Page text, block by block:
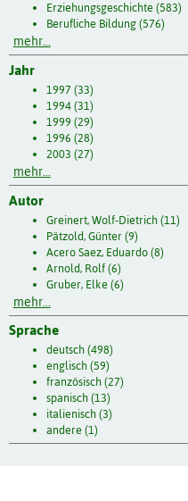
Erziehungsgeschichte (583)
Berufliche Bildung (576)
mehr...
Jahr
1997 (33)
1994 (31)
1999 (29)
1996 (28)
2003 (27)
mehr...
Autor
Greinert, Wolf-Dietrich (11)
Pätzold, Günter (9)
Acero Saez, Eduardo (8)
Arnold, Rolf (6)
Gruber, Elke (6)
mehr...
Sprache
deutsch (498)
englisch (59)
französisch (27)
spanisch (13)
italienisch (3)
andere (1)